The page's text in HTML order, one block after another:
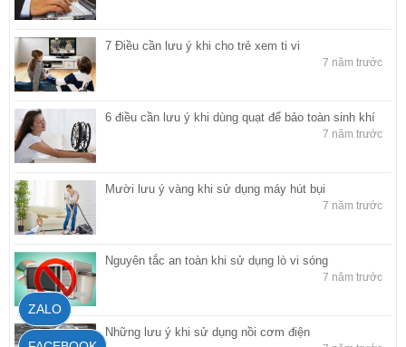
7 Điều cần lưu ý khi cho trẻ xem ti vi
7 năm trước
6 điều cần lưu ý khi dùng quạt để bảo toàn sinh khí
7 năm trước
Mười lưu ý vàng khi sử dụng máy hút bụi
7 năm trước
Nguyên tắc an toàn khi sử dụng lò vi sóng
7 năm trước
Những lưu ý khi sử dụng nồi cơm điện
ZALO